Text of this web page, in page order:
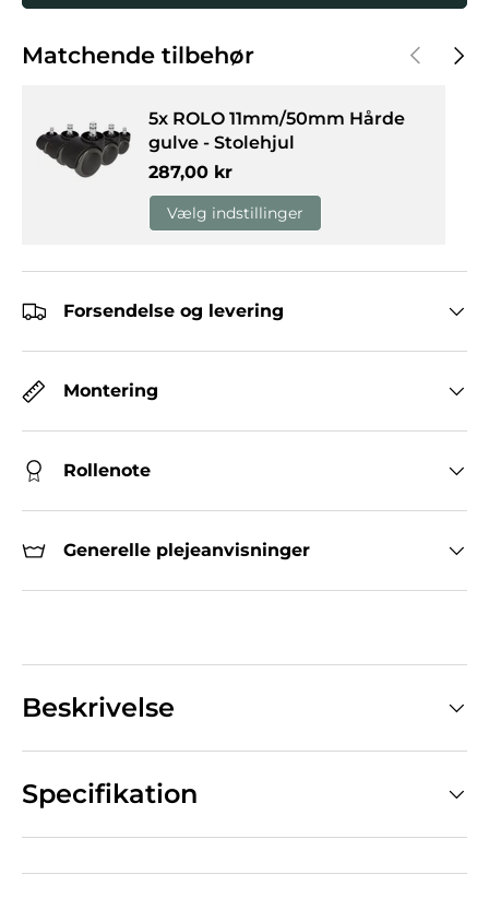
Matchende tilbehør Forrige
5x ROLO 11mm/50mm Hårde
gulve - Stolehjul
Normalpris
287,00 kr
Vælg indstillinger
Forsendelse og levering
Montering
Rollenote
Generelle plejeanvisninger
Beskrivelse
Specifikation